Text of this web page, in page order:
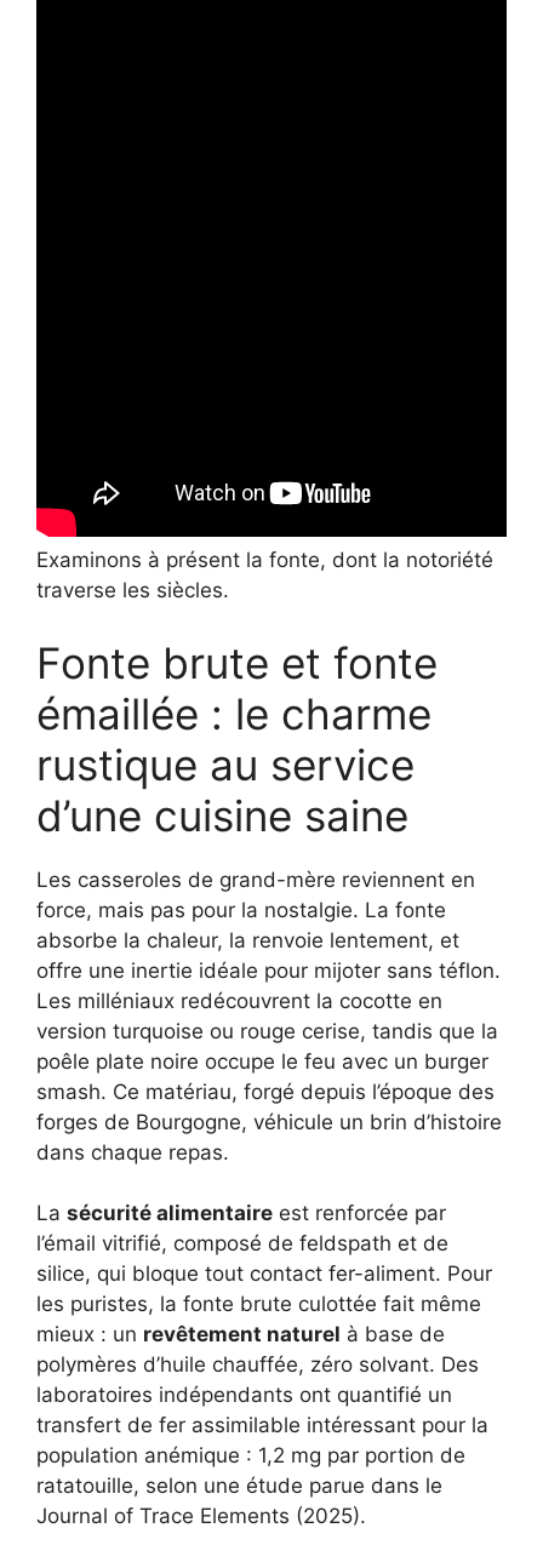
Examinons à présent la fonte, dont la notoriété
traverse les siècles.
Fonte brute et fonte
émaillée : le charme
rustique au service
d’une cuisine saine
Les casseroles de grand-mère reviennent en
force, mais pas pour la nostalgie. La fonte
absorbe la chaleur, la renvoie lentement, et
offre une inertie idéale pour mijoter sans téflon.
Les milléniaux redécouvrent la cocotte en
version turquoise ou rouge cerise, tandis que la
poêle plate noire occupe le feu avec un burger
smash. Ce matériau, forgé depuis l’époque des
forges de Bourgogne, véhicule un brin d’histoire
dans chaque repas.
La sécurité alimentaire est renforcée par
l’émail vitrifié, composé de feldspath et de
silice, qui bloque tout contact fer-aliment. Pour
les puristes, la fonte brute culottée fait même
mieux : un revêtement naturel à base de
polymères d’huile chauffée, zéro solvant. Des
laboratoires indépendants ont quantifié un
transfert de fer assimilable intéressant pour la
population anémique : 1,2 mg par portion de
ratatouille, selon une étude parue dans le
Journal of Trace Elements (2025).